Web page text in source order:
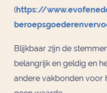
(https://
Blijkbaar zijn de
belangrijk en geldig en
andere vakbonden voor